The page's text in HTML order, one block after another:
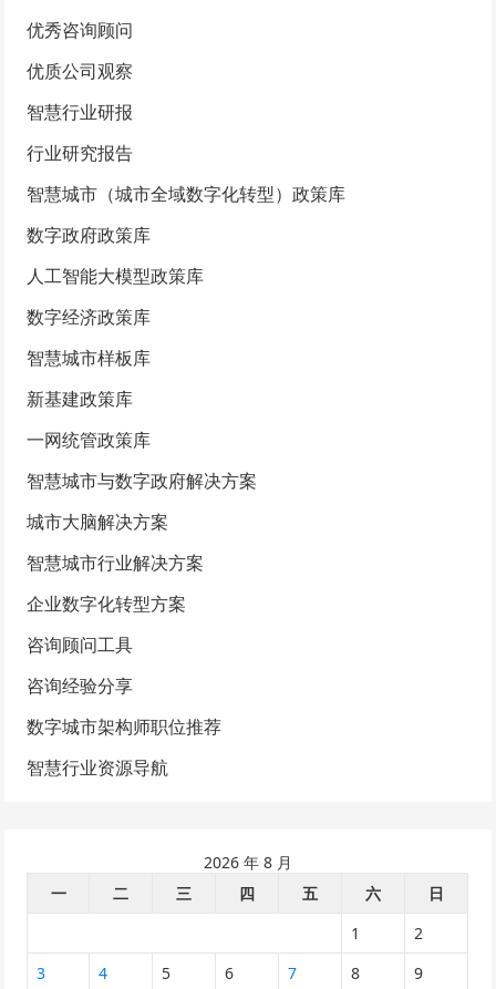
优秀咨询顾问
优质公司观察
智慧行业研报
行业研究报告
智慧城市（城市全域数字化转型）政策库
数字政府政策库
人工智能大模型政策库
数字经济政策库
智慧城市样板库
新基建政策库
一网统管政策库
智慧城市与数字政府解决方案
城市大脑解决方案
智慧城市行业解决方案
企业数字化转型方案
咨询顾问工具
咨询经验分享
数字城市架构师职位推荐
智慧行业资源导航
2026 年 8 月
一
二 三 四 五 六
日
1
2
3
4 5 6 7 8
9